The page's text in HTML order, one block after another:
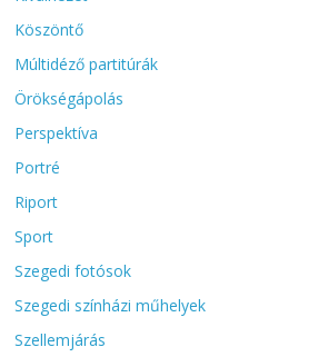
Köszöntő
Múltidéző partitúrák
Örökségápolás
Perspektíva
Portré
Riport
Sport
Szegedi fotósok
Szegedi színházi műhelyek
Szellemjárás